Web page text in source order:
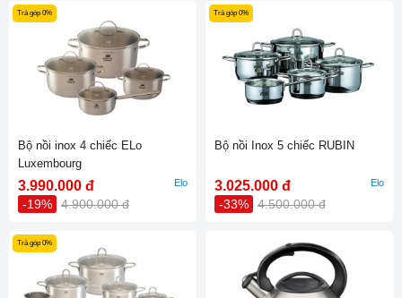
Trả góp 0%
Bộ nồi inox 4 chiếc ELo
Luxembourg
3.990.000 đ
-19% 4.900.000 đ
Elo
Trả góp 0%
Bộ nồi Inox 5 chiếc RUBIN
3.025.000 đ
-33% 4.500.000 đ
Elo
Trả góp 0%